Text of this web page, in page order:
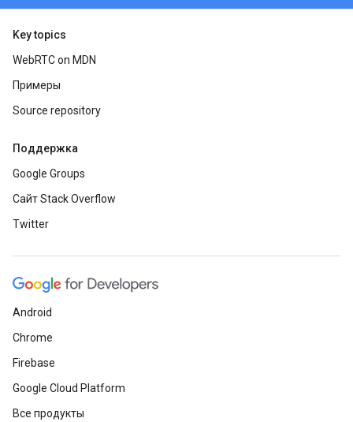
Key topics
WebRTC on MDN
Примеры
Source repository
Поддержка
Google Groups
Сайт Stack Overflow
Twitter
Android
Chrome
Firebase
Google Cloud Platform
Все продукты